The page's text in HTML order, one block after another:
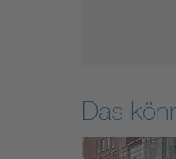
Das